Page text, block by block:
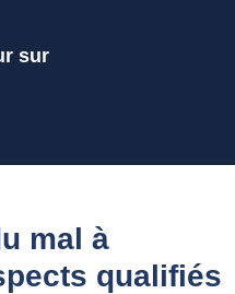
sur
mal à
qualifiés